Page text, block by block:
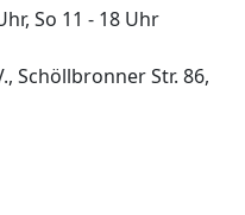
So 11 - 18 Uhr
Schöllbronner Str. 86,